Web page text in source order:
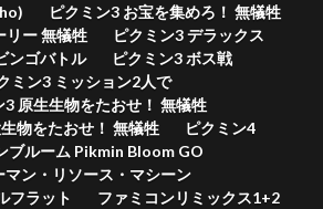
ピクミン3 お宝を集めろ！ 無犠牲
リー 無犠牲
ピクミン3 デラックス
ンゴバトル
ピクミン3 ボス戦
ミン3 ミッション2人で
3 原生生物をたおせ！ 無犠牲
物をたおせ！ 無犠牲
ピクミン4
ブルーム Pikmin Bloom GO
マン・リソース・マシーン
フラット
ファミコンリミックス1+2